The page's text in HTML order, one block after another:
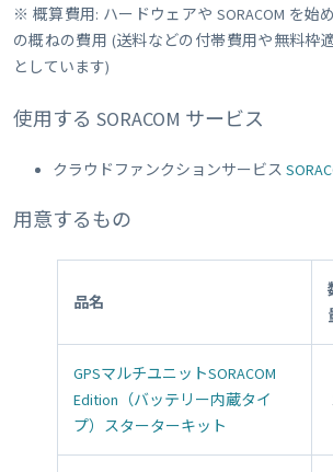
※ 概算費用: ハードウェアや SORACOM を始
の概ねの費用 (送料などの付帯費用や無料枠
としています)
使用する SORACOM サービス
クラウドファンクションサービス
用意するもの
品名
GPSマルチユニットSORACOM
Edition（バッテリー内蔵タイ
プ）スターターキット